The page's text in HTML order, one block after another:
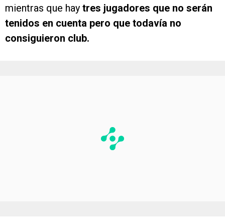
mientras que hay tres jugadores que no serán
tenidos en cuenta pero que todavía no
consiguieron club.